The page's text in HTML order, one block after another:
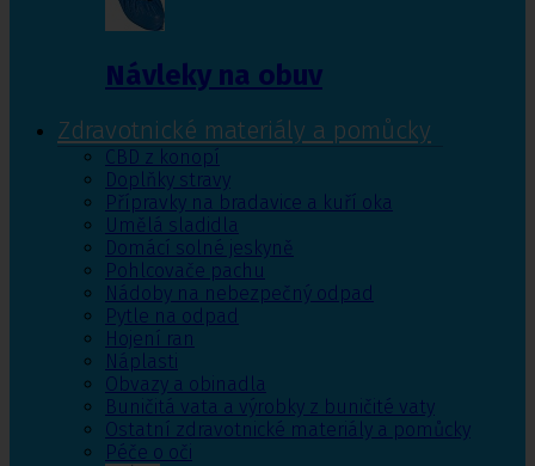
Návleky na obuv
Zdravotnické materiály a pomůcky
CBD z konopí
Doplňky stravy
Přípravky na bradavice a kuří oka
Umělá sladidla
Domácí solné jeskyně
Pohlcovače pachu
Nádoby na nebezpečný odpad
Pytle na odpad
Hojení ran
Náplasti
Obvazy a obinadla
Buničitá vata a výrobky z buničité vaty
Ostatní zdravotnické materiály a pomůcky
Péče o oči